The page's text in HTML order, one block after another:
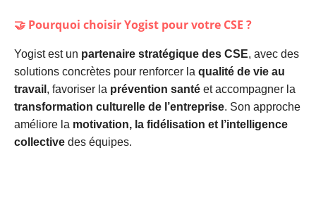
🤝 Pourquoi choisirYogist pour votre CSE ?
Yogist est un partenaire stratégique des CSE, avec des
solutions concrètes pour renforcer la qualité de vie au
travail , favoriser la prévention santé et accompagner la
transformation culturelle de l’entreprise. Son approche
améliore la motivation, la fidélisation et l’intelligence
collective des équipes.